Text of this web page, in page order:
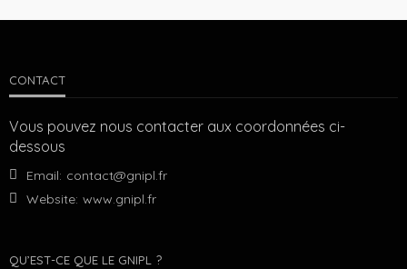
CONTACT
Vous pouvez nous contacter aux coordonnées ci-
dessous
Email: contact@gnipl.fr
Website: www.gnipl.fr
QU’EST-CE QUE LE GNIPL ?